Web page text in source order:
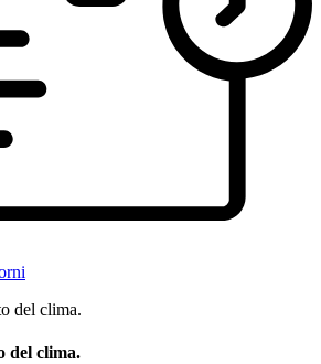
del clima.